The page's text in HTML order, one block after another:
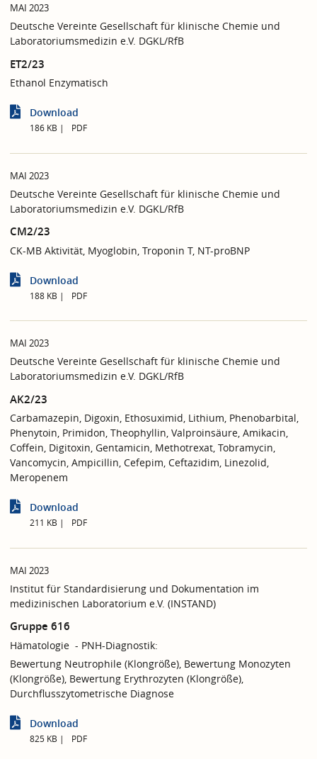
MAI 2023
Deutsche Vereinte Gesellschaft für klinische Chemie und
Laboratoriumsmedizin e.V. DGKL/RfB
ET2/23
Ethanol Enzymatisch
Download
186 KB PDF
MAI 2023
Deutsche Vereinte Gesellschaft für klinische Chemie und
Laboratoriumsmedizin e.V. DGKL/RfB
CM2/23
CK-MB Aktivität, Myoglobin, Troponin T, NT-proBNP
Download
188 KB PDF
MAI 2023
Deutsche Vereinte Gesellschaft für klinische Chemie und
Laboratoriumsmedizin e.V. DGKL/RfB
AK2/23
Carbamazepin, Digoxin, Ethosuximid, Lithium, Phenobarbital,
Phenytoin, Primidon, Theophyllin, Valproinsäure, Amikacin,
Coffein, Digitoxin, Gentamicin, Methotrexat, Tobramycin,
Vancomycin, Ampicillin, Cefepim, Ceftazidim, Linezolid,
Meropenem
Download
211 KB PDF
MAI 2023
Institut für Standardisierung und Dokumentation im
medizinischen Laboratorium e.V. (INSTAND)
Gruppe 616
Hämatologie - PNH-Diagnostik:
Bewertung Neutrophile (Klongröße), Bewertung Monozyten
(Klongröße), Bewertung Erythrozyten (Klongröße),
Durchflusszytometrische Diagnose
Download
825 KB PDF